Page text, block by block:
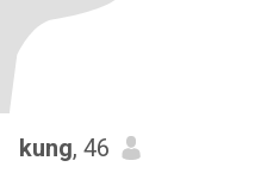
kung, 46